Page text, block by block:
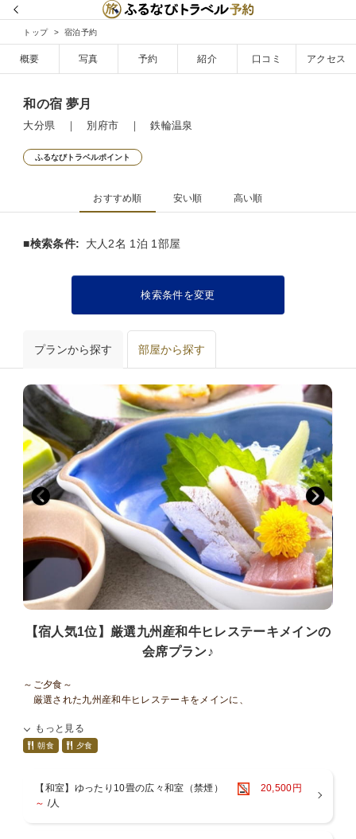
トップ 宿泊予約
概要 写真 予約 紹介 口コミ アクセス
和の宿 夢月
大分県 ｜ 別府市 ｜ 鉄輪温泉
ふるなびトラベルポイント
おすすめ順 安い順 高い順
■検索条件: 大人2名 1泊 1部屋
検索条件を変更
プランから探す 部屋から探す
【宿人気1位】厳選九州産和牛ヒレステーキメインの
会席プラン♪
～ご夕食～
厳選された九州産和牛ヒレステーキをメインに、
お好みの焼き加減で、陶板焼きにて熱々のままお召し上がりいただ
けます。
元気の源、健康でおいしい和食をご準備いたします。
もっと見る
朝食 夕食
【和室】ゆったり10畳の広々和室（禁煙）
20,500円
～ /人